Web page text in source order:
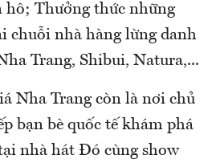
hô; Thưởng thức những
chuỗi nhà hàng lừng danh
Trang, Shibui, Natura,...
Nha Trang còn là nơi chủ
bạn bè quốc tế khám phá
nhà hát Đó cùng show